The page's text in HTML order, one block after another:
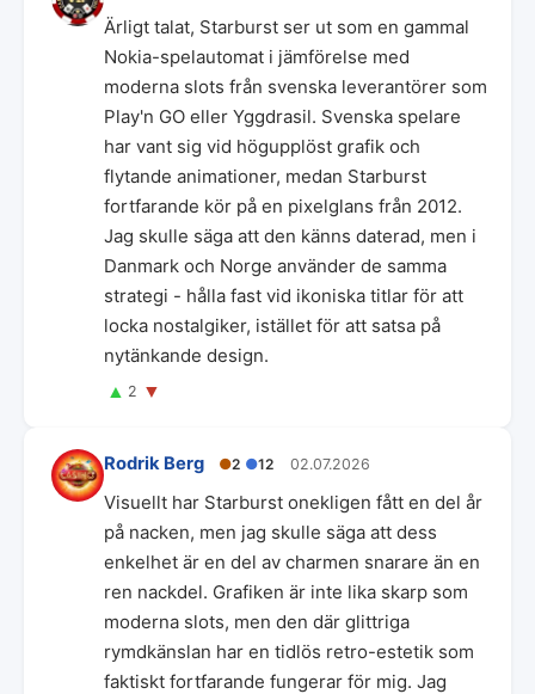
Ärligt talat, Starburst ser ut som en gammal
Nokia-spelautomat i jämförelse med
moderna slots från svenska leverantörer som
Play'n GO eller Yggdrasil. Svenska spelare
har vant sig vid högupplöst grafik och
flytande animationer, medan Starburst
fortfarande kör på en pixelglans från 2012.
Jag skulle säga att den känns daterad, men i
Danmark och Norge använder de samma
strategi - hålla fast vid ikoniska titlar för att
locka nostalgiker, istället för att satsa på
nytänkande design.
▲ 2 ▼
Rodrik Berg ●2 ●12 02.07.2026
Visuellt har Starburst onekligen fått en del år
på nacken, men jag skulle säga att dess
enkelhet är en del av charmen snarare än en
ren nackdel. Grafiken är inte lika skarp som
moderna slots, men den där glittriga
rymdkänslan har en tidlös retro-estetik som
faktiskt fortfarande fungerar för mig. Jag